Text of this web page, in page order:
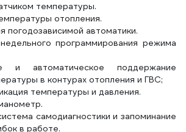
температуры.
отопления.
погодозависимой автоматики.
программирования режима
и автоматическое поддержание
в контурах отопления и ГВС;
температуры и давления.
самодиагностики и запоминание
в работе.